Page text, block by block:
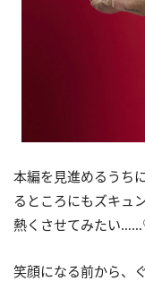
本編を見進めるうち
るところにもズキュ
熱くさせてみたい
笑顔になる前から、